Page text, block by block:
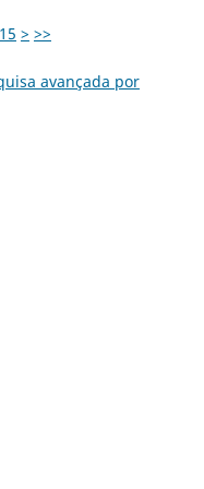
15 > >>
avançada por